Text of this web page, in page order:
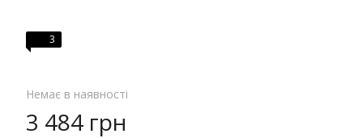
3
Немає в наявності
3 484 грн